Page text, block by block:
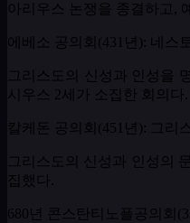
아리우스 논쟁을 종결하고 ,
에베소 공의회 (431 년 ): 네스
그리스도의 신성과 인성을
시우스
2세가 소집한 회의다
칼케돈 공의회 (451 년 ): 그리
그리스도의 신성과 인성의
집했다
680년 콘스탄티노플공의회 (